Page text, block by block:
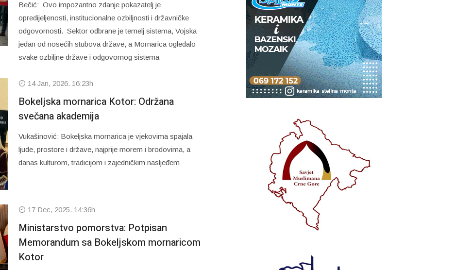
Bečić: Ovo impozantno zdanje pokazatelj je
opredijeljenosti, institucionalne ozbiljnosti i državničke
odgovornosti. Sektor odbrane je temelj sistema, Vojska
jedan od nosećih stubova države, a Mornarica ogledalo
svake ozbiljne države i odgovornog sistema
14 Jan, 2026. 16:23h
Bokeljska mornarica Kotor: Održana
svečana akademija
Vukašinović: Bokeljska mornarica je vjekovima spajala
ljude, prostore i države, najprije morem i brodovima, a
danas kulturom, tradicijom i zajedničkim nasljeđem
17 Dec, 2025. 14:36h
Ministarstvo pomorstva: Potpisan
Memorandum sa Bokeljskom mornaricom
Kotor